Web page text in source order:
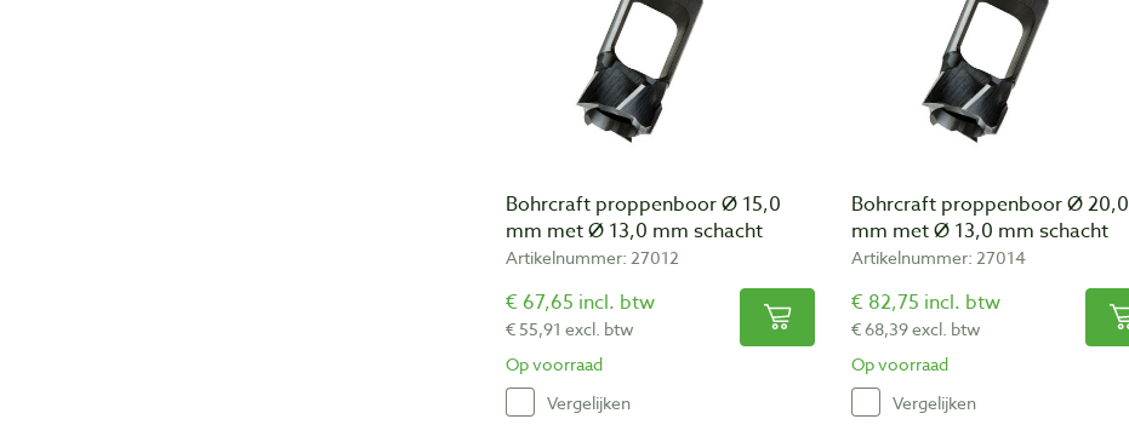
Bohrcraft proppenboor Ø 15,0
mm met Ø 13,0 mm schacht
Artikelnummer: 27012
€ 67,65 incl. btw
€ 55,91 excl. btw
Op voorraad
Vergelijken
Bohrcraft proppenboor Ø 20,0
mm met Ø 13,0 mm schacht
Artikelnummer: 27014
€ 82,75 incl. btw
€ 68,39 excl. btw
Op voorraad
Vergelijken